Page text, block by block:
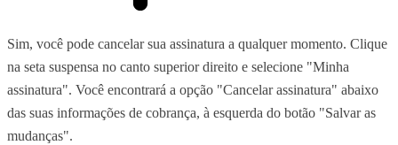
Sim, você pode cancelar sua assinatura a qualquer momento. Clique
na seta suspensa no canto superior direito e selecione "Minha
assinatura". Você encontrará a opção "Cancelar assinatura" abaixo
das suas informações de cobrança, à esquerda do botão "Salvar as
mudanças".